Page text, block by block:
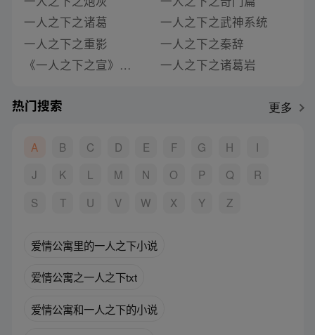
一人之下之诸葛
一人之下之重影
《一人之下之宣》类似推荐
一人之下之武神系统
一人之下之秦辞
一人之下之诸葛岩
热门搜索 更多
A B C D E F G H
I
J
K L M N O P Q
R
S
T U V W X Y Z
爱情公寓里的一人之下小说
爱情公寓之一人之下txt
爱情公寓和一人之下的小说